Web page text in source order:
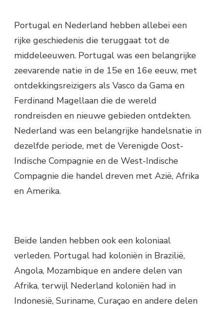
Portugal en Nederland hebben allebei een
rijke geschiedenis die teruggaat tot de
middeleeuwen. Portugal was een belangrijke
zeevarende natie in de 15e en 16e eeuw, met
ontdekkingsreizigers als Vasco da Gama en
Ferdinand Magellaan die de wereld
rondreisden en nieuwe gebieden ontdekten.
Nederland was een belangrijke handelsnatie in
dezelfde periode, met de Verenigde Oost-
Indische Compagnie en de West-Indische
Compagnie die handel dreven met Azië, Afrika
en Amerika.
Beide landen hebben ook een koloniaal
verleden. Portugal had koloniën in Brazilië,
Angola, Mozambique en andere delen van
Afrika, terwijl Nederland koloniën had in
Indonesië, Suriname, Curaçao en andere delen